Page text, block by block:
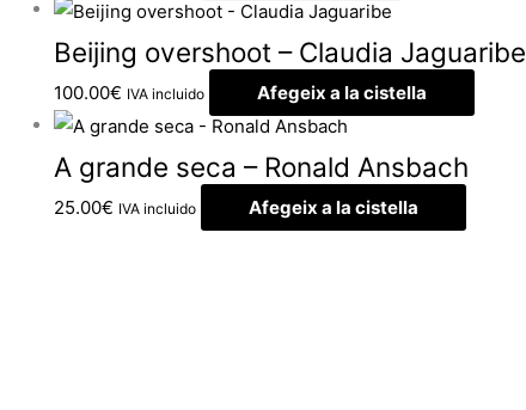
Beijing overshoot – Claudia Jaguaribe
100.00€ IVA incluido Afegeix a la cistella
A grande seca – Ronald Ansbach
25.00€ IVA incluido Afegeix a la cistella